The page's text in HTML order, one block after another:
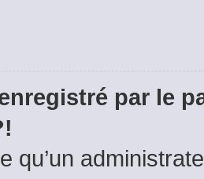
par le
qu’un